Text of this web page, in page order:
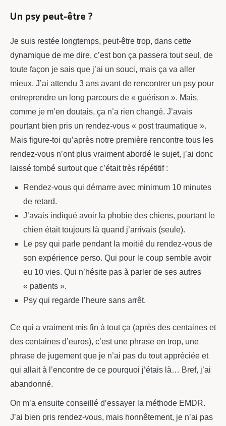
Un psy peut-être ?
Je suis restée longtemps, peut-être trop, dans cette
dynamique de me dire, c’est bon ça passera tout seul, de
toute façon je sais que j’ai un souci, mais ça va aller
mieux. J’ai attendu 3 ans avant de rencontrer un psy pour
entreprendre un long parcours de « guérison ». Mais,
comme je m’en doutais, ça n’a rien changé. J’avais
pourtant bien pris un rendez-vous « post traumatique ».
Mais figure-toi qu’après notre première rencontre tous les
rendez-vous n’ont plus vraiment abordé le sujet, j’ai donc
laissé tombé surtout que c’était très répétitif :
Rendez-vous qui démarre avec minimum 10 minutes
de retard.
J’avais indiqué avoir la phobie des chiens, pourtant le
chien était toujours là quand j’arrivais (seule).
Le psy qui parle pendant la moitié du rendez-vous de
son expérience perso. Qui pour le coup semble avoir
eu 10 vies. Qui n’hésite pas à parler de ses autres
« patients ».
Psy qui regarde l’heure sans arrêt.
Ce qui a vraiment mis fin à tout ça (après des centaines et
des centaines d’euros), c’est une phrase en trop, une
phrase de jugement que je n’ai pas du tout appréciée et
qui allait à l’encontre de ce pourquoi j’étais là… Bref, j’ai
abandonné.
On m’a ensuite conseillé d’essayer la méthode EMDR.
J’ai bien pris rendez-vous, mais honnêtement, je n’ai pas